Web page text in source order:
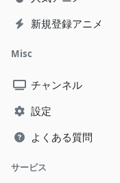
新規登録アニメ
Misc
チャンネル
設定
よくある質問
サービス